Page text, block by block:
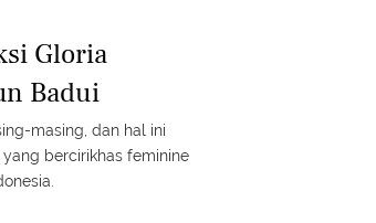
Gloria
Badui
masing, dan hal ini
bercirikhas feminine